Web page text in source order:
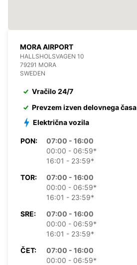
MORA AIRPORT
HALLSHOLSVAGEN 10
79291 MORA
SWEDEN
Vračilo 24/7
Prevzem izven delovnega časa
Električna vozila
PON:
07:00 - 16:00
00:00 - 06:59*
16:01 - 23:59*
TOR:
07:00 - 16:00
00:00 - 06:59*
16:01 - 23:59*
SRE:
07:00 - 16:00
00:00 - 06:59*
16:01 - 23:59*
ČET:
07:00 - 16:00
00:00 - 06:59*